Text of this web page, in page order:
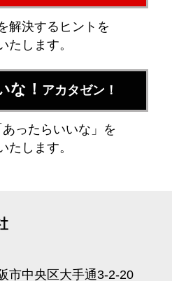
解決するヒントを
たします。
な！ アカタゼン！
ったらいいな」を
たします。
中央区大手通3-2-20